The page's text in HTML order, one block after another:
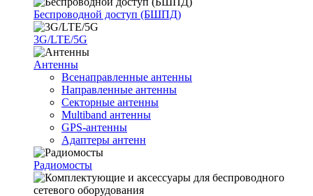
Беспроводной доступ (БШПД)
3G/LTE/5G
Антенны
Всенаправленные антенны
Направленные антенны
Секторные антенны
Multiband антенны
GPS-антенны
Адаптеры антенн
Радиомосты